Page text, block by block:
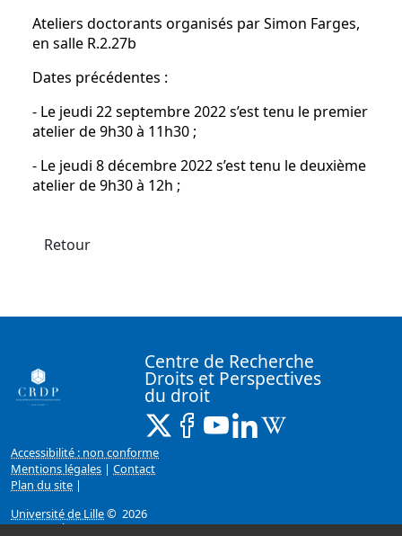
Ateliers doctorants organisés par Simon Farges,
en salle R.2.27b
Dates précédentes :
- Le jeudi 22 septembre 2022 s’est tenu le premier
atelier de 9h30 à 11h30 ;
- Le jeudi 8 décembre 2022 s’est tenu le deuxième
atelier de 9h30 à 12h ;
Retour
Centre de Recherche
Droits et Perspectives
du droit
X ( Nouvelle fenêtre)
Facebook ( Nouvelle fenêtre)
Youtube ( Nouvelle
Linkedin ( Nouvelle
Accessibilité : non conforme
Mentions légales | Contact
Plan du site |
Université de Lille© 2026
Page mise à jour le 15/02/2023 (10:59)